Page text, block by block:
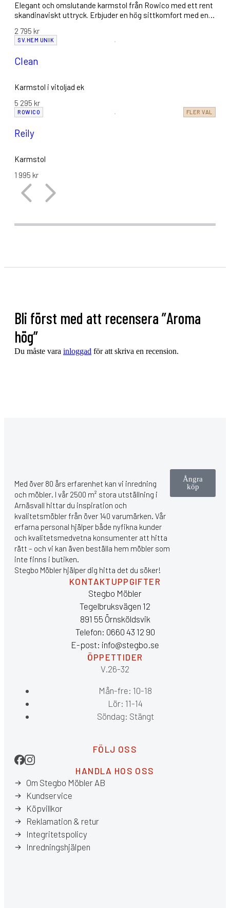
Elegant och omslutande karmstol från Rowico med ett rent
skandinaviskt uttryck. Erbjuder en hög sittkomfort med en
med stilrena träben i FSC®-certifierad ek.
2 795 kr
SV.HEM UNIK
Clean
Karmstol i vitoljad ek
5 295 kr
ROWICO FLER VAL
Reily
Karmstol
1 995 kr
Bli först med att recensera ”Aroma
hög”
Du måste vara inloggad för att skriva en recension.
Med över 80 års erfarenhet kan vi inredning
och möbler. I vår 2500 m² stora utställning i
Arnäsvall hittar du inspiration och
kvalitetsmöbler från över 140 varumärken. Vår
erfarna personal hjälper både nyfikna kunder
och kvalitetsmedvetna konsumenter att hitta
rätt – och vi kan även beställa hem möbler som
inte finns i butiken.
Stegbo Möbler hjälper dig hitta det du söker!
Ångra
köp
KONTAKTUPPGIFTER
Stegbo Möbler
Tegelbruksvägen 12
891 55 Örnsköldsvik
Telefon: 0660 43 12 90
E-post: info@stegbo.se
ÖPPETTIDER
V.26-32
Mån-fre: 10-18
Lör: 11-14
Söndag: Stängt
FÖLJ OSS
HANDLA HOS OSS
Om Stegbo Möbler AB
Kundservice
Köpvillkor
Reklamation & retur
Integritetspolicy
Inredningshjälpen